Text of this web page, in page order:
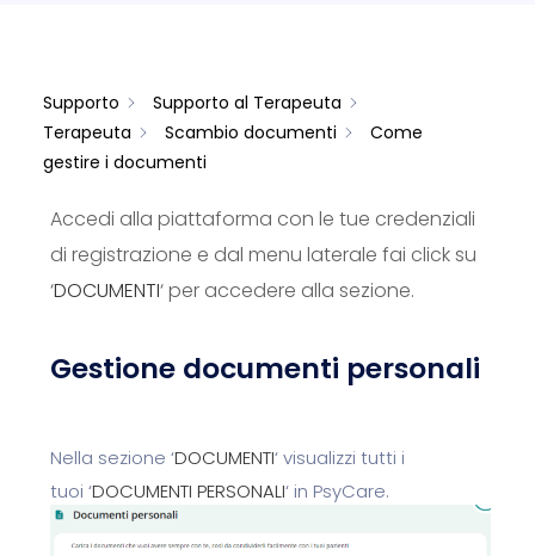
Supporto
Supporto al Terapeuta
Terapeuta
Scambio documenti
Come
gestire i documenti
Accedi alla piattaforma con le tue credenziali
di registrazione e dal menu laterale fai click su
‘DOCUMENTI‘ per accedere alla sezione.
Gestione documenti personali
Nella sezione ‘DOCUMENTI‘visualizzi tutti i
tuoi ‘DOCUMENTI PERSONALI‘ in PsyCare.